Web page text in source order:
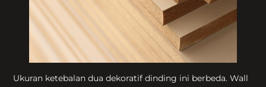
Ukuran ketebalan dua dekoratif dinding ini berbeda. Wall